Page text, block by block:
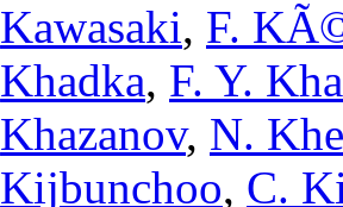
Kawasaki, F.
Khadka, F. Y.
Khazanov, N.
Kijbunchoo, C.